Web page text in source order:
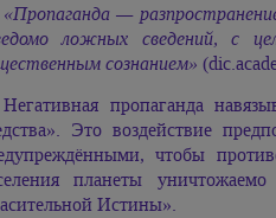
«Пропаганда —
ложных сведений, с
сознанием»
Негативная пропаганда
Это воздействие
чтобы
планеты
Истины».